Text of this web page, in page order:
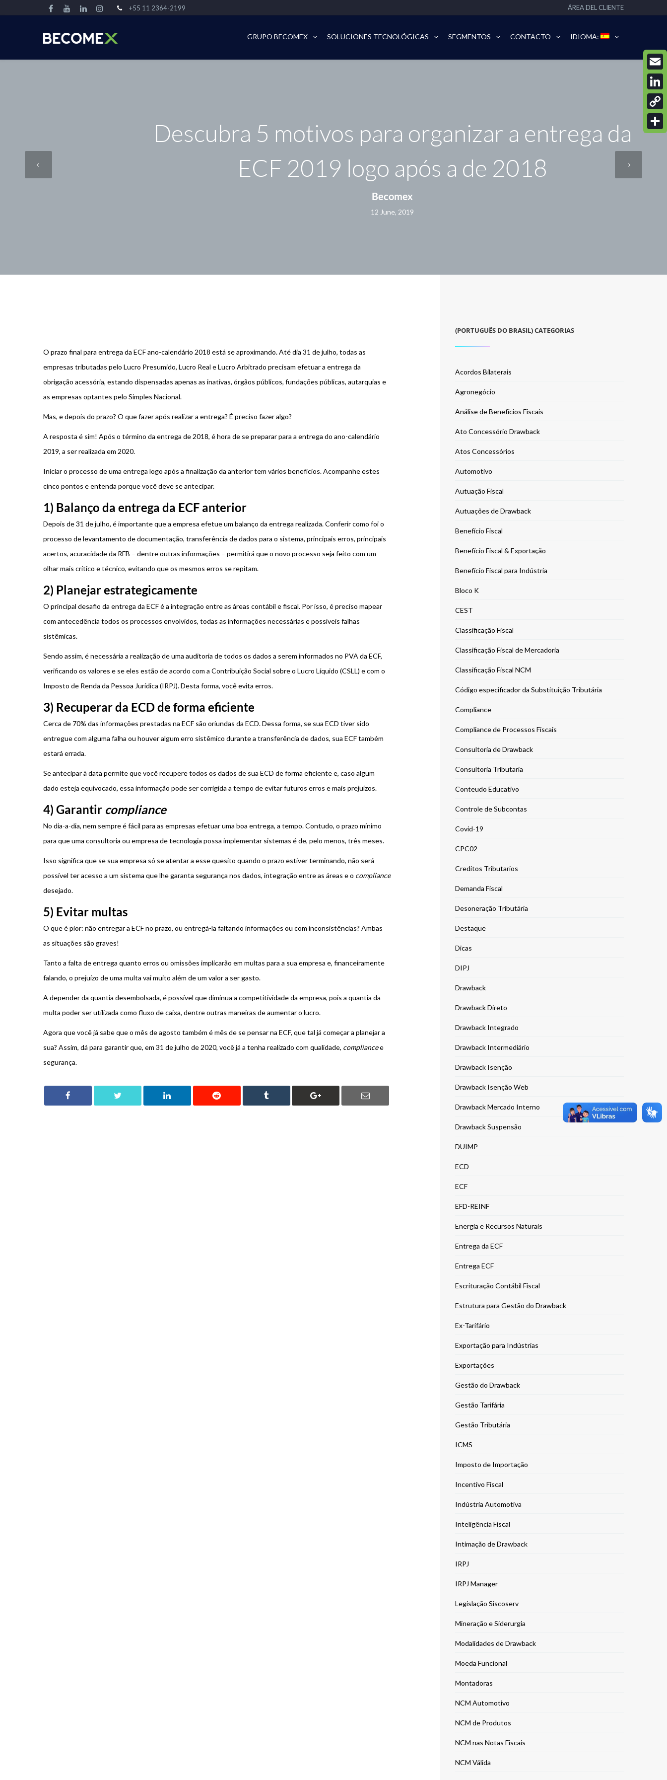
+55 11 2364-2199 ÁREA DEL CLIENTE
GRUPO BECOMEX SOLUCIONES TECNOLÓGICAS SEGMENTOS CONTACTO IDIOMA:
Descubra 5 motivos para organizar a entrega da
ECF 2019 logo após a de 2018
Becomex
12 June, 2019
O prazo final para entrega da ECF ano-calendário 2018 está se aproximando. Até dia 31 de julho, todas as
empresas tributadas pelo Lucro Presumido, Lucro Real e Lucro Arbitrado precisam efetuar a entrega da
obrigação acessória, estando dispensadas apenas as inativas, órgãos públicos, fundações públicas, autarquias e
as empresas optantes pelo Simples Nacional.
Mas, e depois do prazo? O que fazer após realizar a entrega? É preciso fazer algo?
A resposta é sim! Após o término da entrega de 2018, é hora de se preparar para a entrega do ano-calendário
2019, a ser realizada em 2020.
Iniciar o processo de uma entrega logo após a finalização da anterior tem vários benefícios. Acompanhe estes
cinco pontos e entenda porque você deve se antecipar.
1) Balanço da entrega da ECF anterior
Depois de 31 de julho, é importante que a empresa efetue um balanço da entrega realizada. Conferir como foi o
processo de levantamento de documentação, transferência de dados para o sistema, principais erros, principais
acertos, acuracidade da RFB – dentre outras informações – permitirá que o novo processo seja feito com um
olhar mais crítico e técnico, evitando que os mesmos erros se repitam.
2) Planejar estrategicamente
O principal desafio da entrega da ECF é a integração entre as áreas contábil e fiscal. Por isso, é preciso mapear
com antecedência todos os processos envolvidos, todas as informações necessárias e possíveis falhas
sistêmicas.
Sendo assim, é necessária a realização de uma auditoria de todos os dados a serem informados no PVA da ECF,
verificando os valores e se eles estão de acordo com a Contribuição Social sobre o Lucro Líquido (CSLL) e com o
Imposto de Renda da Pessoa Jurídica (IRPJ). Desta forma, você evita erros.
3) Recuperar da ECD de forma eficiente
Cerca de 70% das informações prestadas na ECF são oriundas da ECD. Dessa forma, se sua ECD tiver sido
entregue com alguma falha ou houver algum erro sistêmico durante a transferência de dados, sua ECF também
estará errada.
Se antecipar à data permite que você recupere todos os dados de sua ECD de forma eficiente e, caso algum
dado esteja equivocado, essa informação pode ser corrigida a tempo de evitar futuros erros e mais prejuízos.
4) Garantir compliance
No dia-a-dia, nem sempre é fácil para as empresas efetuar uma boa entrega, a tempo. Contudo, o prazo mínimo
para que uma consultoria ou empresa de tecnologia possa implementar sistemas é de, pelo menos, três meses.
Isso significa que se sua empresa só se atentar a esse quesito quando o prazo estiver terminando, não será
possível ter acesso a um sistema que lhe garanta segurança nos dados, integração entre as áreas e o compliance
desejado.
5) Evitar multas
O que é pior: não entregar a ECF no prazo, ou entregá-la faltando informações ou com inconsistências? Ambas
as situações são graves!
Tanto a falta de entrega quanto erros ou omissões implicarão em multas para a sua empresa e, financeiramente
falando, o prejuízo de uma multa vai muito além de um valor a ser gasto.
A depender da quantia desembolsada, é possível que diminua a competitividade da empresa, pois a quantia da
multa poder ser utilizada como fluxo de caixa, dentre outras maneiras de aumentar o lucro.
Agora que você já sabe que o mês de agosto também é mês de se pensar na ECF, que tal já começar a planejar a
sua? Assim, dá para garantir que, em 31 de julho de 2020, você já a tenha realizado com qualidade, compliancee
segurança.
(PORTUGUÊS DO BRASIL) CATEGORIAS
Acordos Bilaterais
Agronegócio
Análise de Benefícios Fiscais
Ato Concessório Drawback
Atos Concessórios
Automotivo
Autuação Fiscal
Autuações de Drawback
Benefício Fiscal
Benefício Fiscal & Exportação
Benefício Fiscal para Indústria
Bloco K
CEST
Classificação Fiscal
Classificação Fiscal de Mercadoria
Classificação Fiscal NCM
Código especificador da Substituição Tributária
Compliance
Compliance de Processos Fiscais
Consultoria de Drawback
Consultoria Tributaria
Conteudo Educativo
Controle de Subcontas
Covid-19
CPC02
Creditos Tributarios
Demanda Fiscal
Desoneração Tributária
Destaque
Dicas
DIPJ
Drawback
Drawback Direto
Drawback Integrado
Drawback Intermediário
Drawback Isenção
Drawback Isenção Web
Drawback Mercado Interno
Drawback Suspensão
DUIMP
ECD
ECF
EFD-REINF
Energia e Recursos Naturais
Entrega da ECF
Entrega ECF
Escrituração Contábil Fiscal
Estrutura para Gestão do Drawback
Ex-Tarifário
Exportação para Indústrias
Exportações
Gestão do Drawback
Gestão Tarifária
Gestão Tributária
ICMS
Imposto de Importação
Incentivo Fiscal
Indústria Automotiva
Inteligência Fiscal
Intimação de Drawback
IRPJ
IRPJ Manager
Legislação Siscoserv
Mineração e Siderurgia
Modalidades de Drawback
Moeda Funcional
Montadoras
NCM Automotivo
NCM de Produtos
NCM nas Notas Fiscais
NCM Válida
Email
Copy
Link